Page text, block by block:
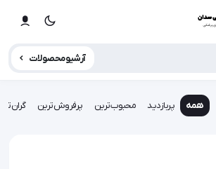
آرشیو محصولات
همه پربازدید محبوب‌ترین پرفروش‌ترین